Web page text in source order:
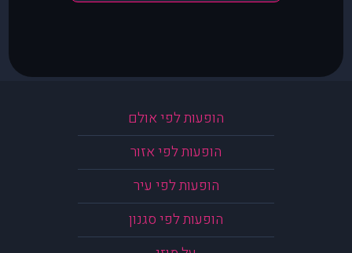
הופעות לפי אולם
הופעות לפי אזור
הופעות לפי עיר
הופעות לפי סגנון